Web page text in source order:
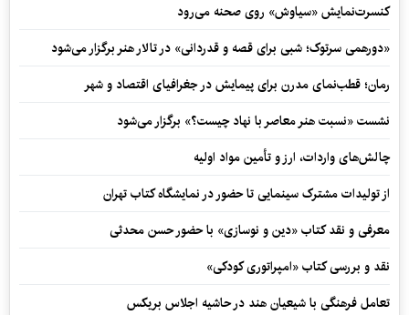
کنسرت‌نمایش «سیاوش» روی صحنه می‌رود
«دورهمی سرتوک؛ شبی برای قصه و قدردانی» در تالار هنر برگزار می‌شود
رمان؛ قطب‌نمای مدرن برای پیمایش در جغرافیای اقتصاد و شهر
نشست «نسبت هنر معاصر با نهاد چیست؟» برگزار می‌شود
چالش‌های واردات، ارز و تأمین مواد اولیه
از تولیدات مشترک سینمایی تا حضور در نمایشگاه کتاب تهران
معرفی و نقد کتاب «دین و نوسازی» با حضور حسن محدثی
نقد و بررسی کتاب «امپراتوری کودکی»
تعامل فرهنگی با شیعیان هند در حاشیه اجلاس بریکس